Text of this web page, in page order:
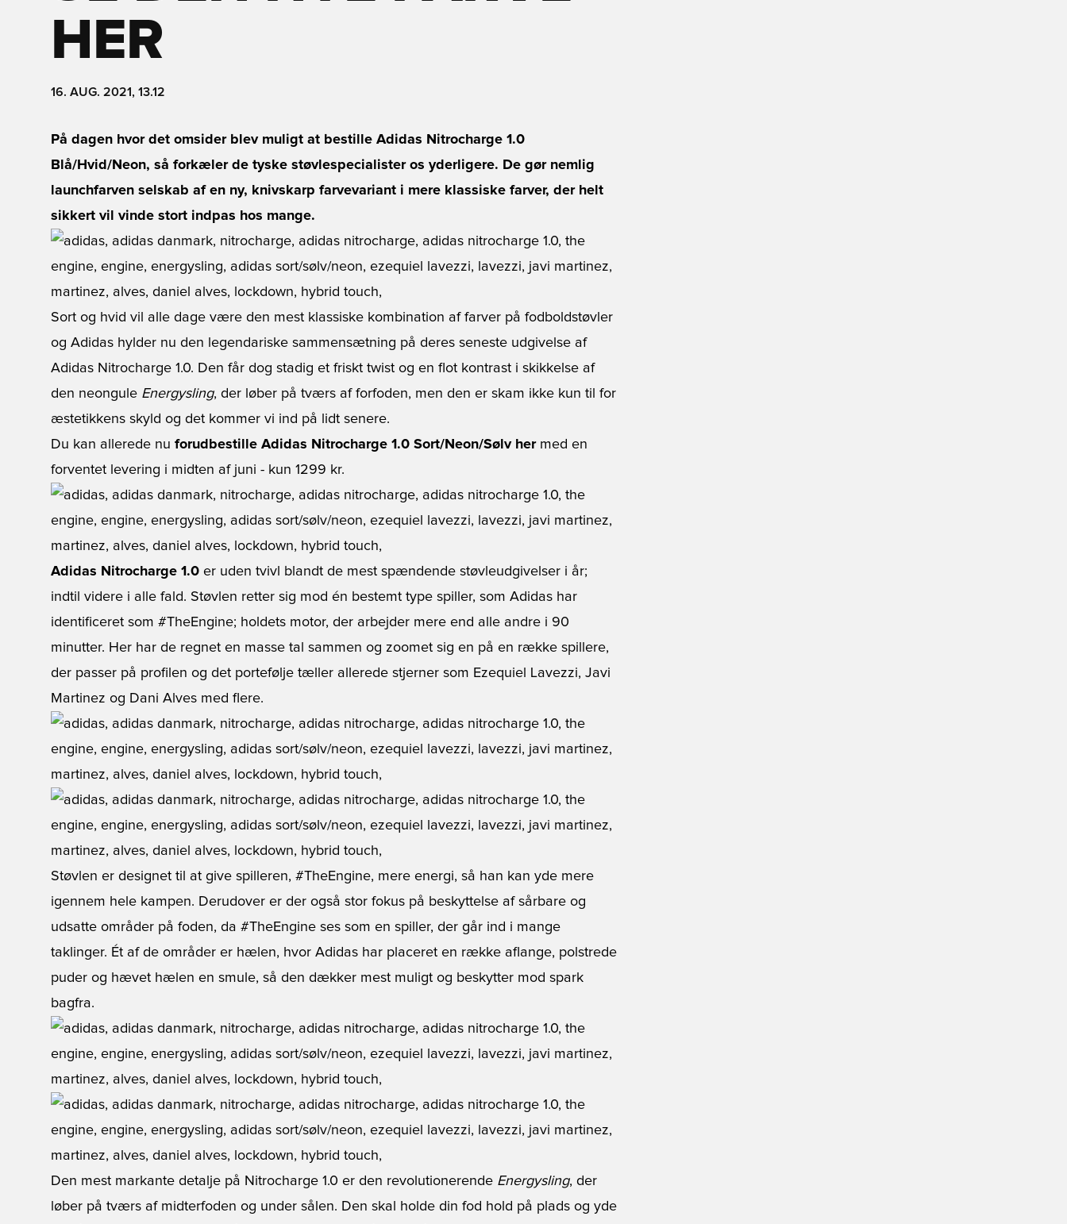
HER
16. AUG. 2021, 13.12
På dagen hvor det omsider blev muligt at bestille Adidas Nitrocharge 1.0
Blå/Hvid/Neon, så forkæler de tyske støvlespecialister os yderligere. De gør nemlig
launchfarven selskab af en ny, knivskarp farvevariant i mere klassiske farver, der helt
sikkert vil vinde stort indpas hos mange.
Sort og hvid vil alle dage være den mest klassiske kombination af farver på fodboldstøvler
og Adidas hylder nu den legendariske sammensætning på deres seneste udgivelse af
Adidas Nitrocharge 1.0. Den får dog stadig et friskt twist og en flot kontrast i skikkelse af
den neongule Energysling, der løber på tværs af forfoden, men den er skam ikke kun til for
æstetikkens skyld og det kommer vi ind på lidt senere.
Du kan allerede nu forudbestille Adidas Nitrocharge 1.0 Sort/Neon/Sølv hermed en
forventet levering i midten af juni - kun 1299 kr.
Adidas Nitrocharge 1.0 er uden tvivl blandt de mest spændende støvleudgivelser i år;
indtil videre i alle fald. Støvlen retter sig mod én bestemt type spiller, som Adidas har
identificeret som #TheEngine; holdets motor, der arbejder mere end alle andre i 90
minutter. Her har de regnet en masse tal sammen og zoomet sig en på en række spillere,
der passer på profilen og det portefølje tæller allerede stjerner som Ezequiel Lavezzi, Javi
Martinez og Dani Alves med flere.
Støvlen er designet til at give spilleren, #TheEngine, mere energi, så han kan yde mere
igennem hele kampen. Derudover er der også stor fokus på beskyttelse af sårbare og
udsatte områder på foden, da #TheEngine ses som en spiller, der går ind i mange
taklinger. Ét af de områder er hælen, hvor Adidas har placeret en række aflange, polstrede
puder og hævet hælen en smule, så den dækker mest muligt og beskytter mod spark
bagfra.
Den mest markante detalje på Nitrocharge 1.0 er den revolutionerende Energysling, der
løber på tværs af midterfoden og under sålen. Den skal holde din fod hold på plads og yde